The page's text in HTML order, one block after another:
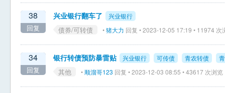
38
回复
兴业银行翻车了 兴业银行
债券/可转债 •猪大力 回复 • 2023-12-05 17:19 • 11974 次
34
回复
银行转债预防暴雷贴 兴业银行 可传债 青农转债
其他 • 顺溜哥123 回复 • 2023-12-03 08:55 • 43617 次浏览